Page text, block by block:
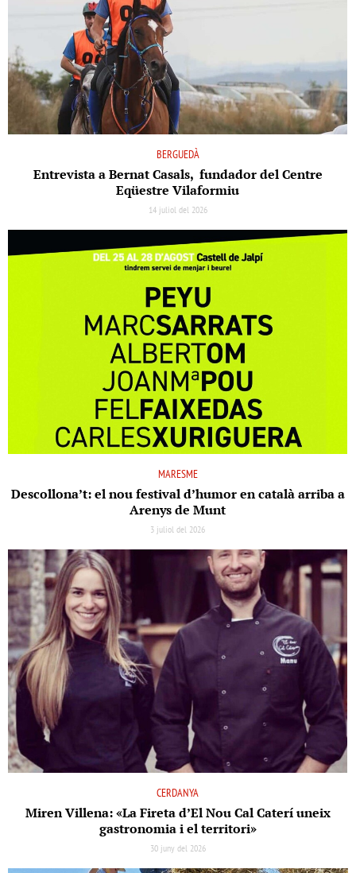
BERGUEDÀ
Entrevista a Bernat Casals, fundador del Centre
Eqüestre Vilaformiu
14 juliol del 2026
MARESME
Descollona’t: el nou festival d’humor en català arriba a
Arenys de Munt
3 juliol del 2026
CERDANYA
Miren Villena: «La Fireta d’El Nou Cal Caterí uneix
gastronomia i el territori»
30 juny del 2026